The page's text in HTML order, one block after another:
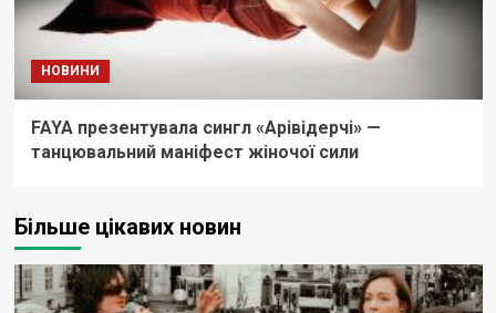
НОВИНИ
FAYA презентувала сингл «Арівідерчі» —
танцювальний маніфест жіночої сили
Більше цікавих новин